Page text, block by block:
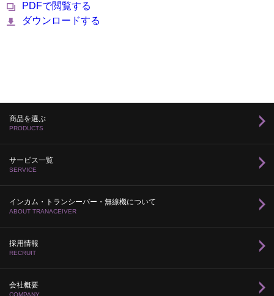
PDFで閲覧する
ダウンロードする
商品を選ぶ
PRODUCTS
サービス一覧
SERVICE
インカム・トランシーバー・無線機について
ABOUT TRANACEIVER
採用情報
RECRUIT
会社概要
COMPANY